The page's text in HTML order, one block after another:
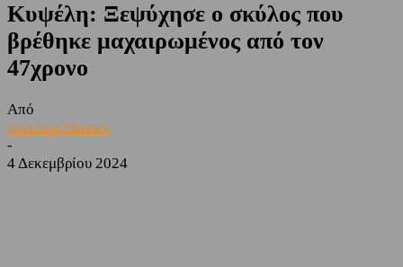
Κυψέλη: Ξεψύχησε ο σκύλος που
βρέθηκε μαχαιρωμένος από τον
47χρονο
Από
sporting24news
-
4 Δεκεμβρίου 2024